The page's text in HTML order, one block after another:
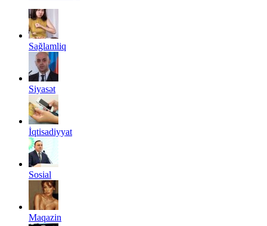
Sağlamliq
Siyasət
İqtisadiyyat
Sosial
Maqazin